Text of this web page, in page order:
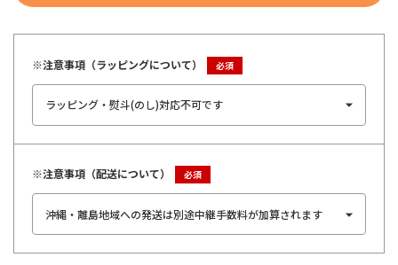
※注意事項（ラッピングについて）
※注意事項（配送について）